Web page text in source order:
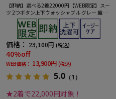
【即納】選べる2着22000円【WEB限定】スー
ツ 2つボタン上下ウォッシャブル グレー 織柄
無地 3シーズン対応
価格： 23,100円 (税込)
40%off
WEB価格： 13,900円 (税込)
5.0 （1）
★2着で22,000円対象！